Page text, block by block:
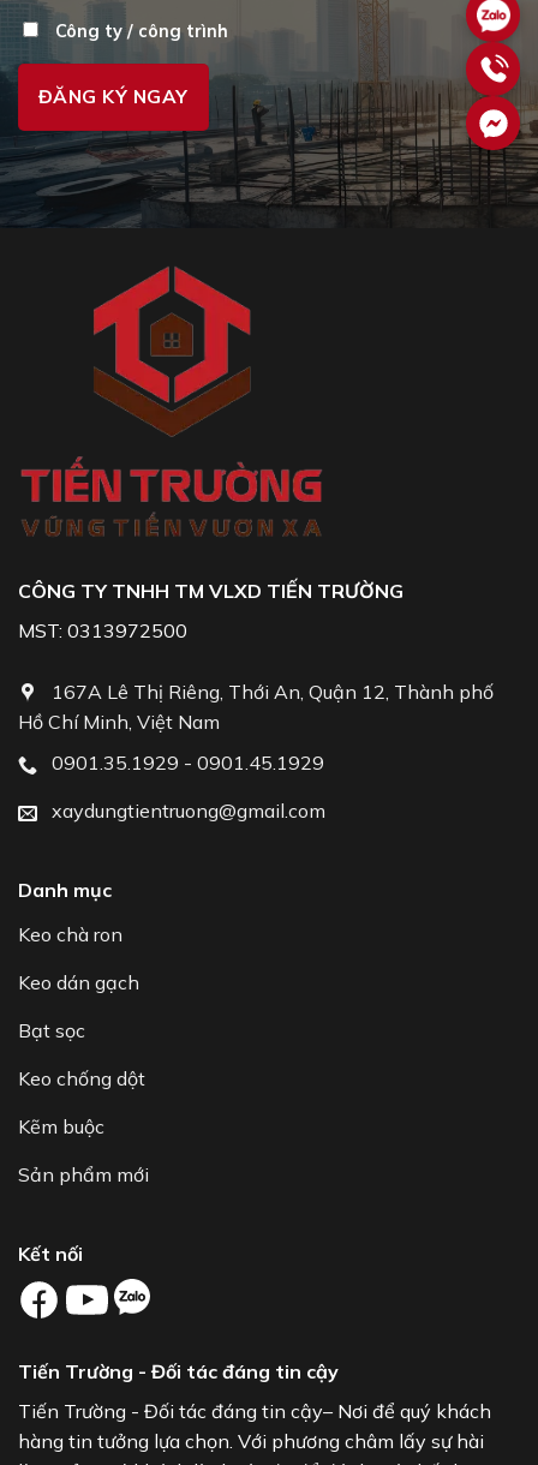
Công ty / công trình
CÔNG TY TNHH TM VLXD TIẾN TRƯỜNG
MST: 0313972500
167A Lê Thị Riêng, Thới An, Quận 12, Thành phố
Hồ Chí Minh, Việt Nam
0901.35.1929 - 0901.45.1929
xaydungtientruong@gmail.com
Danh mục
Keo chà ron
Keo dán gạch
Bạt sọc
Keo chống dột
Kẽm buộc
Sản phẩm mới
Kết nối
Tiến Trường - Đối tác đáng tin cậy
Tiến Trường - Đối tác đáng tin cậy– Nơi để quý khách
hàng tin tưởng lựa chọn. Với phương châm lấy sự hài